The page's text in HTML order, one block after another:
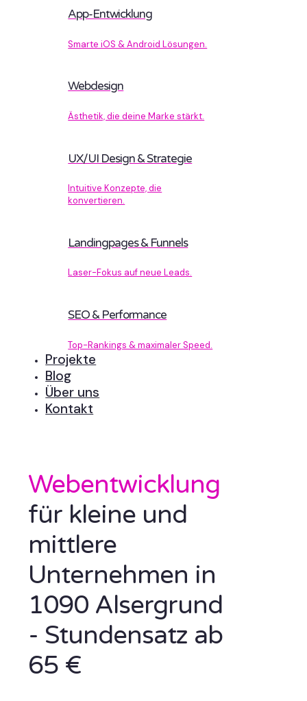
App-Entwicklung
Smarte iOS & Android Lösungen.
Webdesign
Ästhetik, die deine Marke stärkt.
UX/UI Design & Strategie
Intuitive Konzepte, die
konvertieren.
Landingpages & Funnels
Laser-Fokus auf neue Leads.
SEO & Performance
Top-Rankings & maximaler Speed.
Projekte
Blog
Über uns
Kontakt
Webentwicklung
für kleine und
mittlere
Unternehmen in
1090 Alsergrund
- Stundensatz ab
65 €